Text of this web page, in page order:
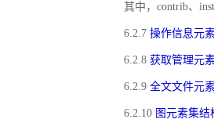
其中，contrib、
6.2.7 操作信息元
6.2.8 获取管理元
6.2.9 全文文件元
6.2.10 图元素集结